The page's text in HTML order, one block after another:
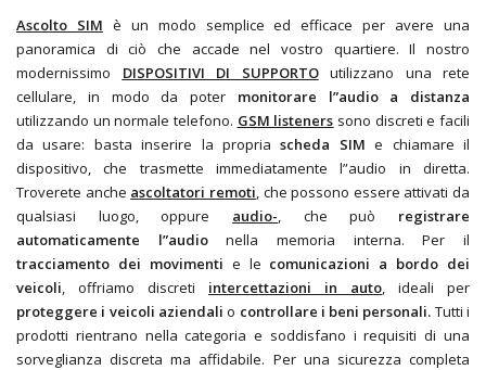
Ascolto SIM è un modo semplice ed efficace per avere una
panoramica di ciò che accade nel vostro quartiere. Il nostro
modernissimo DISPOSITIVI DI SUPPORTOutilizzano una rete
cellulare, in modo da poter monitorare l”audio a distanza
utilizzando un normale telefono. GSM listeners sono discreti e facili
da usare: basta inserire la propriascheda SIM e chiamare il
dispositivo, che trasmette immediatamente l”audio in diretta.
Troverete anche ascoltatori remoti,che possono essere attivati da
qualsiasi luogo, oppure audio-, che può registrare
automaticamente l”audionella memoria interna. Per il
tracciamento dei movimenti e le comunicazioni a bordo dei
veicoli, offriamo discreti intercettazioni in auto, ideali per
proteggere i veicoli aziendali o controllare i beni personali. Tutti i
prodotti rientrano nella categoriae soddisfano i requisiti di una
sorveglianza discreta ma affidabile. Per una sicurezza completa